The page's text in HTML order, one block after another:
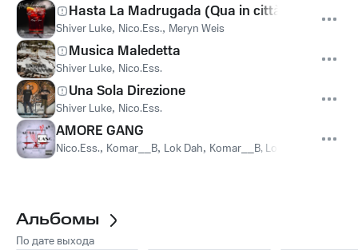
Hasta La Madrugada (Qua in città)
Shiver Luke, Nico.Ess., Meryn Weis
Musica Maledetta
Shiver Luke, Nico.Ess.
Una Sola Direzione
Shiver Luke, Nico.Ess.
AMORE GANG
Nico.Ess., Komar__B, Lok Dah, Komar__B, Lok Dah, Nico.Ess.
Альбомы
По дате выхода